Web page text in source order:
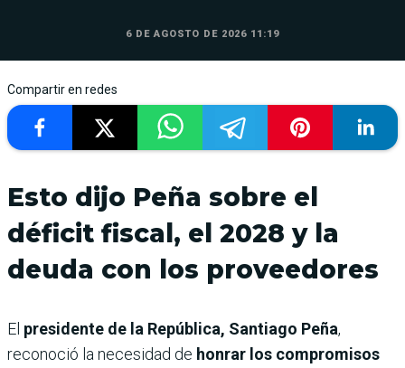
6 DE AGOSTO DE 2026 11:19
Compartir en redes
Esto dijo Peña sobre el
déficit fiscal, el 2028 y la
deuda con los proveedores
El presidente de la República, Santiago Peña,
reconoció la necesidad de honrar los compromisos